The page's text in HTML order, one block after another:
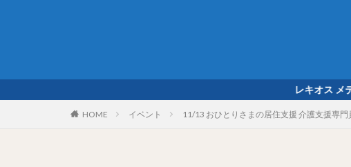
レキオス メディアサイトで
HOME イベント 11/13 おひとりさまの居住支援 介護支援専